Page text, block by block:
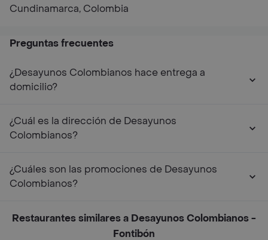
Cundinamarca, Colombia
Preguntas frecuentes
¿Desayunos Colombianos hace entrega a
domicilio?
¿Cuál es la dirección de Desayunos
Colombianos?
¿Cuáles son las promociones de Desayunos
Colombianos?
Restaurantes similares a Desayunos Colombianos -
Fontibón